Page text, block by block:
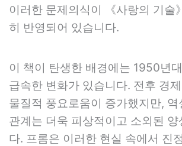
이러한 문제의식이 《사랑의 기술
히 반영되어 있습니다.
이 책이 탄생한 배경에는 1950년
급속한 변화가 있습니다. 전후 경
물질적 풍요로움이 증가했지만,
관계는 더욱 피상적이고 소외된 양
다. 프롬은 이러한 현실 속에서 진